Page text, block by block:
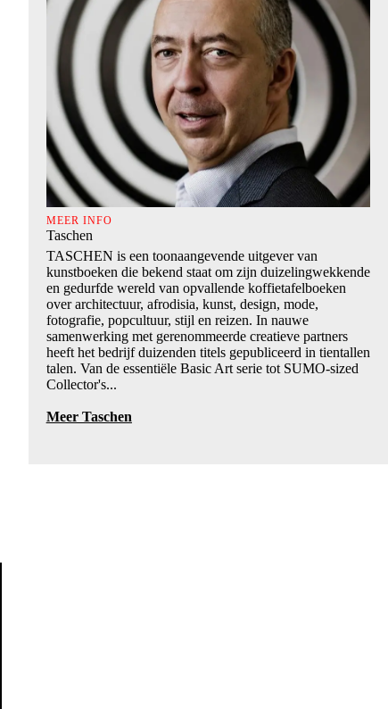
MEER INFO
Taschen
TASCHEN is een toonaangevende uitgever van
kunstboeken die bekend staat om zijn duizelingwekkende
en gedurfde wereld van opvallende koffietafelboeken
over architectuur, afrodisia, kunst, design, mode,
fotografie, popcultuur, stijl en reizen. In nauwe
samenwerking met gerenommeerde creatieve partners
heeft het bedrijf duizenden titels gepubliceerd in tientallen
talen. Van de essentiële Basic Art serie tot SUMO-sized
Collector's...
Meer Taschen